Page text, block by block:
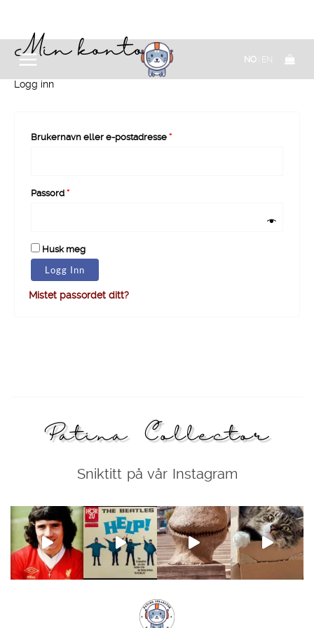
Hopp
til
innholdet
NO EN
Min konto
Logg inn
Brukernavn eller e-postadresse *
Påkrevd
Passord *
Påkrevd
Husk meg
Logg Inn
Mistet passordet ditt?
Patina Collector
Sniktitt på vår Instagram